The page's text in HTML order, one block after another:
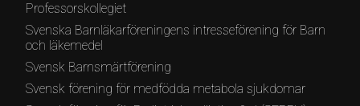
Professorskollegiet
Svenska Barnläkarföreningens intresseförening för Barn
och läkemedel
Svensk Barnsmärtförening
Svensk förening för medfödda metabola sjukdomar